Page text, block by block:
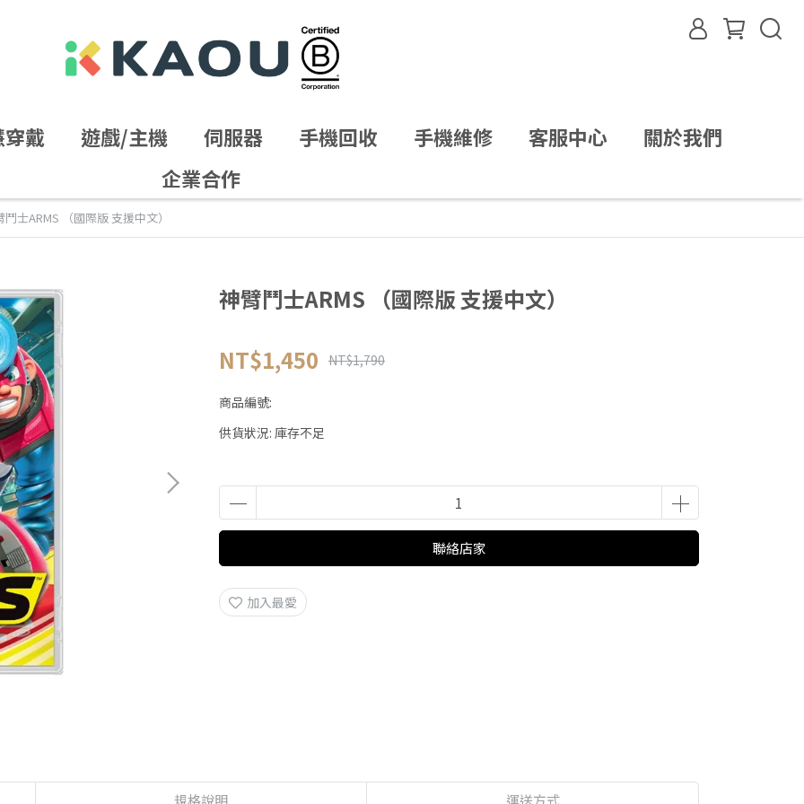
戴 遊戲/主機 伺服器 手機回收 手機維修 客服中心
關於我們
企業合作
鬥士ARMS （國際版 支援中文）
神臂鬥士ARMS （國際版 支援中文）
NT$1,450 NT$1,790
商品編號:
供貨狀況: 庫存不足
聯絡店家
加入最愛
規格說明 運送方式